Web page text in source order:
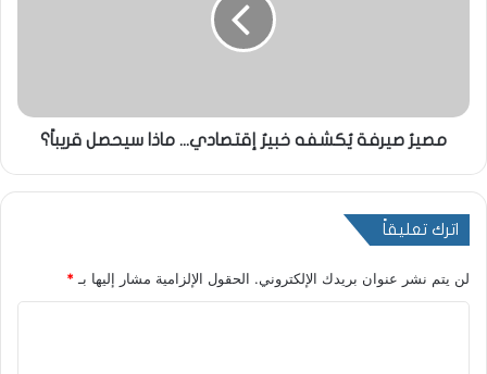
مصيرُ صيرفة يُكشفه خبيرٌ إقتصادي... ماذا سيحصل قريباً؟
اترك تعليقاً
لن يتم نشر عنوان بريدك الإلكتروني. الحقول الإلزامية مشار إليها بـ*